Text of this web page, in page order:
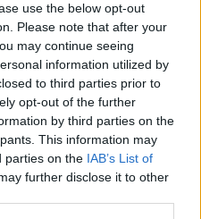
use the below opt-out
Please note that after your
may continue seeing
information utilized by
to third parties prior to
opt-out of the further
by third parties on the
This information may
parties on the IAB’s List of
further disclose it to other
Následující článek
Senátor Petr Štěpánek jednal
s ministrem o budoucnosti
českého zemědělství
na Příbramsku nabízí